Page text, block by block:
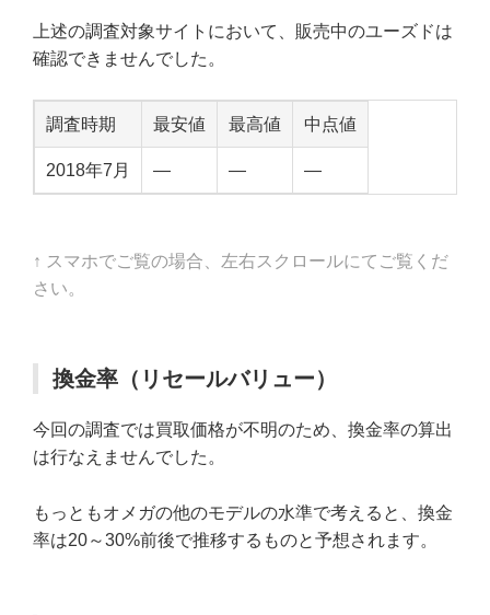
上述の調査対象サイトにおいて、販売中のユーズドは
確認できませんでした。
調査時期 最安値 最高値 中点値
2018年7月 — — —
↑ スマホでご覧の場合、左右スクロールにてご覧くだ
さい。
換金率（リセールバリュー）
今回の調査では買取価格が不明のため、換金率の算出
は行なえませんでした。
もっともオメガの他のモデルの水準で考えると、換金
率は20～30%前後で推移するものと予想されます。